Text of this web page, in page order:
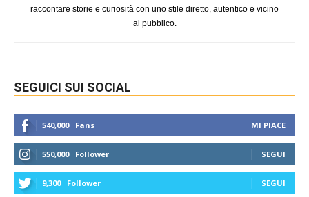
raccontare storie e curiosità con uno stile diretto, autentico e vicino
al pubblico.
SEGUICI SUI SOCIAL
540,000 Fans MI PIACE
550,000 Follower SEGUI
9,300 Follower SEGUI